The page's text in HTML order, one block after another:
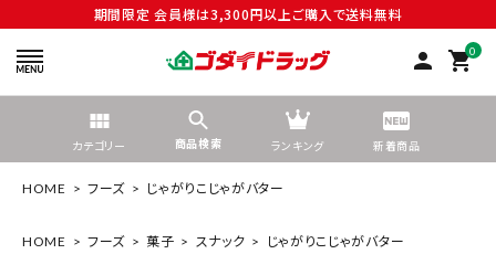
期間限定 会員様は3,300円以上ご購入で送料無料
person 0
shopping_cart
カテゴリー 商品検索 ランキング 新着商品
HOME フーズ じゃがりこじゃがバター
HOME フーズ 菓子 スナック じゃがりこじゃがバター